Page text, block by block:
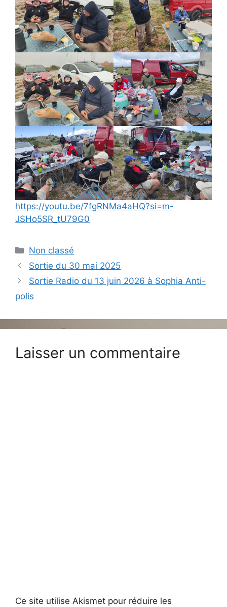
https://youtu.be/7fgRNMa4aHQ?si=m-
JSHo5SR_tU79G0
Catégories
Non classé
Sortie du 30 mai 2025
Sortie Radio du 13 juin 2026 à Sophia Anti-
polis
Laisser un commentaire
Ce site utilise Akismet pour réduire les